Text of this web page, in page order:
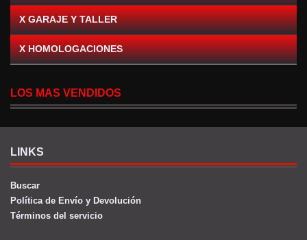
X GARAJE Y TALLER
X HOMOLOGACIONES
LOS MAS VENDIDOS
LINKS
Buscar
Política de Envío y Devolución
Términos del servicio